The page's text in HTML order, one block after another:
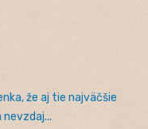
že aj tie najväčšie